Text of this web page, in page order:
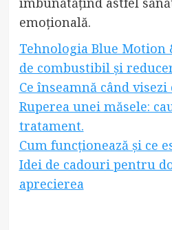
emoțională.
Tehnologia Blue Motion
de combustibil și
Ce înseamnă când
Ruperea unei măsele:
tratament.
Cum funcționează și ce
Idei de cadouri pentru
aprecierea